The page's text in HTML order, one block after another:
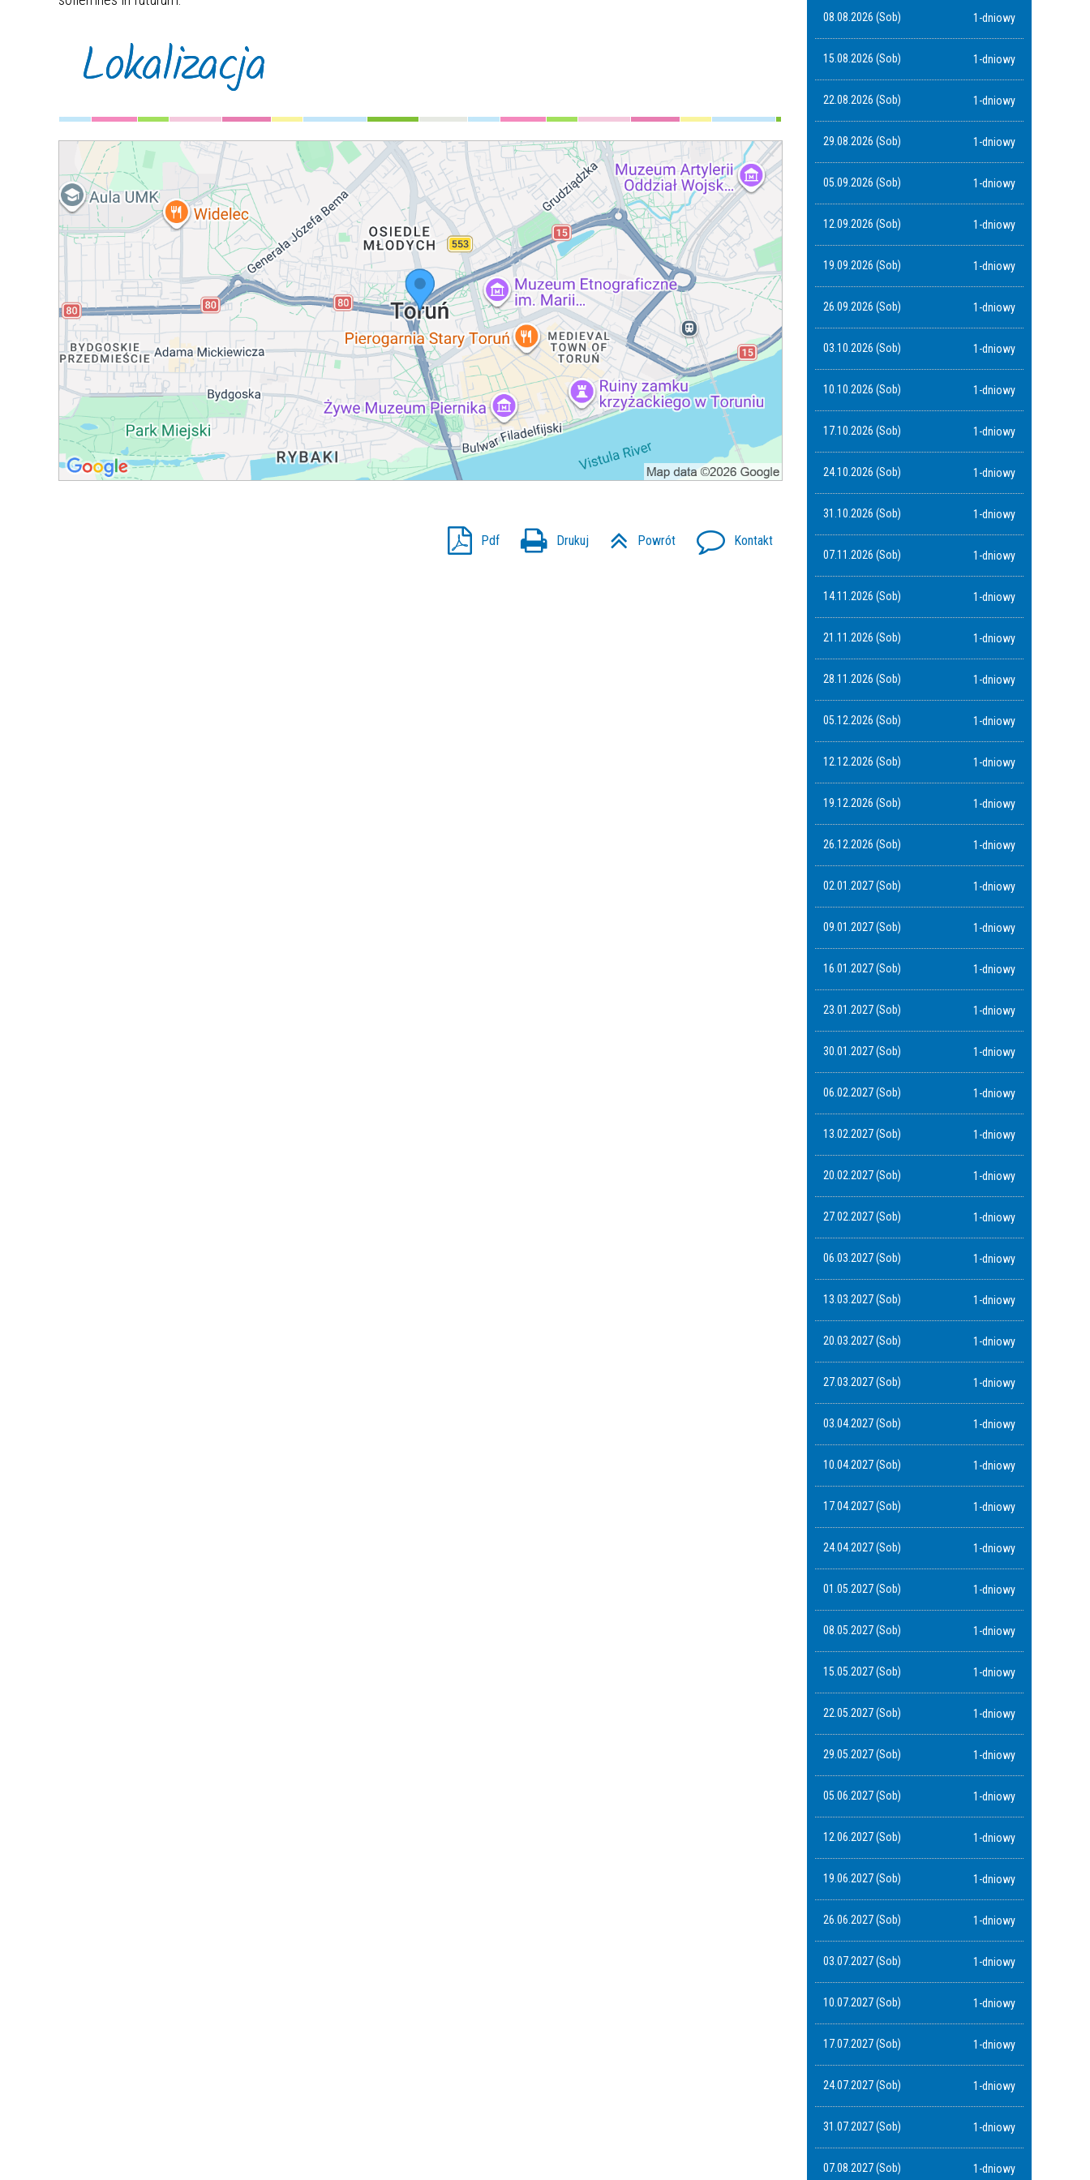
Lokalizacja
Pdf Drukuj Powrót Kontakt
08.08.2026 (Sob) 1-dniowy
15.08.2026 (Sob) 1-dniowy
22.08.2026 (Sob) 1-dniowy
29.08.2026 (Sob) 1-dniowy
05.09.2026 (Sob) 1-dniowy
12.09.2026 (Sob) 1-dniowy
19.09.2026 (Sob) 1-dniowy
26.09.2026 (Sob) 1-dniowy
03.10.2026 (Sob) 1-dniowy
10.10.2026 (Sob) 1-dniowy
17.10.2026 (Sob) 1-dniowy
24.10.2026 (Sob) 1-dniowy
31.10.2026 (Sob) 1-dniowy
07.11.2026 (Sob) 1-dniowy
14.11.2026 (Sob) 1-dniowy
21.11.2026 (Sob) 1-dniowy
28.11.2026 (Sob) 1-dniowy
05.12.2026 (Sob) 1-dniowy
12.12.2026 (Sob) 1-dniowy
19.12.2026 (Sob) 1-dniowy
26.12.2026 (Sob) 1-dniowy
02.01.2027 (Sob) 1-dniowy
09.01.2027 (Sob) 1-dniowy
16.01.2027 (Sob) 1-dniowy
23.01.2027 (Sob) 1-dniowy
30.01.2027 (Sob) 1-dniowy
06.02.2027 (Sob) 1-dniowy
13.02.2027 (Sob) 1-dniowy
20.02.2027 (Sob) 1-dniowy
27.02.2027 (Sob) 1-dniowy
06.03.2027 (Sob) 1-dniowy
13.03.2027 (Sob) 1-dniowy
20.03.2027 (Sob) 1-dniowy
27.03.2027 (Sob) 1-dniowy
03.04.2027 (Sob) 1-dniowy
10.04.2027 (Sob) 1-dniowy
17.04.2027 (Sob) 1-dniowy
24.04.2027 (Sob) 1-dniowy
01.05.2027 (Sob) 1-dniowy
08.05.2027 (Sob) 1-dniowy
15.05.2027 (Sob) 1-dniowy
22.05.2027 (Sob) 1-dniowy
29.05.2027 (Sob) 1-dniowy
05.06.2027 (Sob) 1-dniowy
12.06.2027 (Sob) 1-dniowy
19.06.2027 (Sob) 1-dniowy
26.06.2027 (Sob) 1-dniowy
03.07.2027 (Sob) 1-dniowy
10.07.2027 (Sob) 1-dniowy
17.07.2027 (Sob) 1-dniowy
24.07.2027 (Sob) 1-dniowy
31.07.2027 (Sob) 1-dniowy
07.08.2027 (Sob) 1-dniowy